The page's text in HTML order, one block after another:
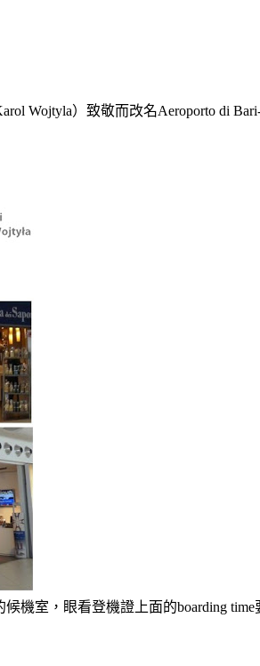
Wojtyla）致敬而改名Aeroporto di
候機室，眼看登機證上面的boarding